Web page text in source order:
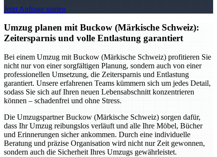
Jetzt Anfrage starten
Umzug planen mit Buckow (Märkische Schweiz):
Zeitersparnis und volle Entlastung garantiert
Bei einem Umzug mit Buckow (Märkische Schweiz) profitieren Sie
nicht nur von einer sorgfältigen Planung, sondern auch von einer
professionellen Umsetzung, die Zeitersparnis und Entlastung
garantiert. Unsere erfahrenen Teams kümmern sich um jedes Detail,
sodass Sie sich auf Ihren neuen Lebensabschnitt konzentrieren
können – schadenfrei und ohne Stress.
Die Umzugspartner Buckow (Märkische Schweiz) sorgen dafür,
dass Ihr Umzug reibungslos verläuft und alle Ihre Möbel, Bücher
und Erinnerungen sicher ankommen. Durch eine individuelle
Beratung und präzise Organisation wird nicht nur Zeit gewonnen,
sondern auch die Sicherheit Ihres Umzugs gewährleistet.